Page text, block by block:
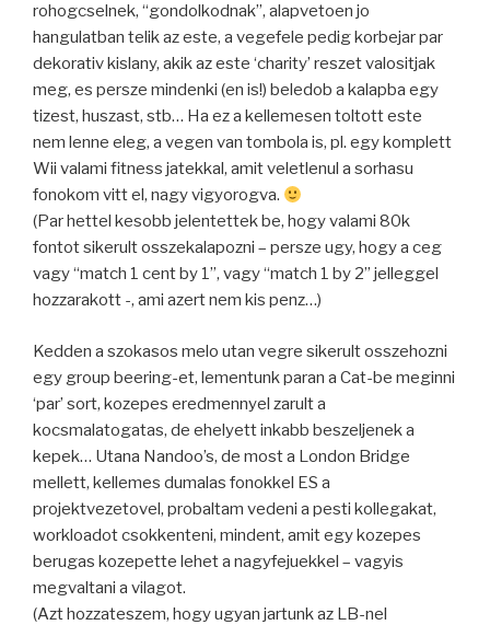
rohogcselnek, “gondolkodnak”, alapvetoen jo
hangulatban telik az este, a vegefele pedig korbejar par
dekorativ kislany, akik az este ‘charity’ reszet valositjak
meg, es persze mindenki (en is!) beledob a kalapba egy
tizest, huszast, stb… Ha ez a kellemesen toltott este
nem lenne eleg, a vegen van tombola is, pl. egy komplett
Wii valami fitness jatekkal, amit veletlenul a sorhasu
fonokom vitt el, nagy vigyorogva.
(Par hettel kesobb jelentettek be, hogy valami 80k
fontot sikerult osszekalapozni – persze ugy, hogy a ceg
vagy “match 1 cent by 1”, vagy “match 1 by 2” jelleggel
hozzarakott -, ami azert nem kis penz…)
Kedden a szokasos melo utan vegre sikerult osszehozni
egy group beering-et, lementunk paran a Cat-be meginni
‘par’ sort, kozepes eredmennyel zarult a
kocsmalatogatas, de ehelyett inkabb beszeljenek a
kepek… Utana Nandoo’s, de most a London Bridge
mellett, kellemes dumalas fonokkel ES a
projektvezetovel, probaltam vedeni a pesti kollegakat,
workloadot csokkenteni, mindent, amit egy kozepes
berugas kozepette lehet a nagyfejuekkel – vagyis
megvaltani a vilagot.
(Azt hozzateszem, hogy ugyan jartunk az LB-nel